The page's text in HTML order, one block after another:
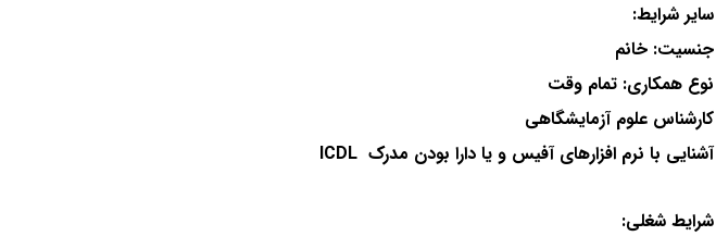
سایر شرایط:
جنسیت: خانم
نوع همکاری: تمام وقت
کارشناس علوم آزمایشگاهی
آشنایی با نرم افزارهای آفیس و یا دارا بودن مدرک ICDL
شرایط شغلی: